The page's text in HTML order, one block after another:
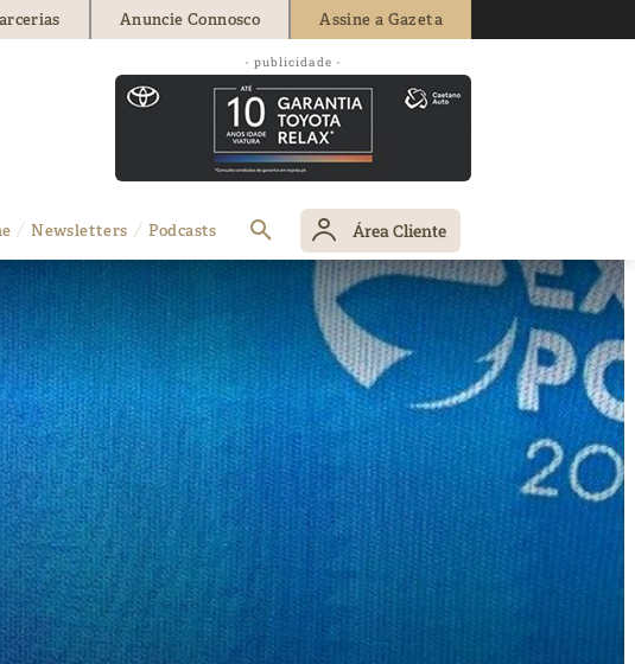
Anuncie Connosco Assine a Gazeta
- publicidade -
Newsletters Podcasts Área Cliente